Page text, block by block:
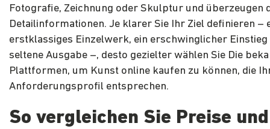
Fotografie, Zeichnung oder Skulptur und überzeugen
Detailinformationen. Je klarer Sie Ihr Ziel definieren –
erstklassiges Einzelwerk, ein erschwinglicher Einstieg
seltene Ausgabe –, desto gezielter wählen Sie Die
Plattformen, um Kunst online kaufen zu können, die
Anforderungsprofil entsprechen.
So vergleichen Sie Preise und